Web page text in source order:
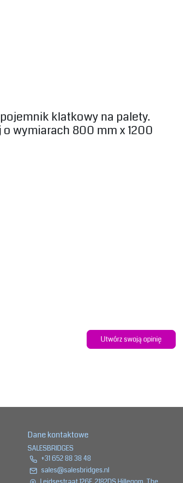
klatkowy na palety.
wymiarach 800 mm x 1200
Utwórz swoją opinię
Dane kontaktowe
SALESBRIDGES
+31 652 88 38 48
sales@salesbridges.nl